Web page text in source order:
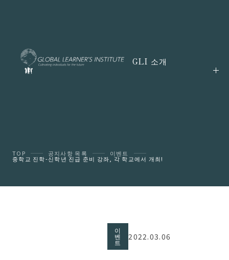
GLI 소개
TOP 공지사항 목록 이벤트
중학교 진학-신학년 진급 준비 강좌, 각 학교에서 개최!
이
벤
트
2022.03.06